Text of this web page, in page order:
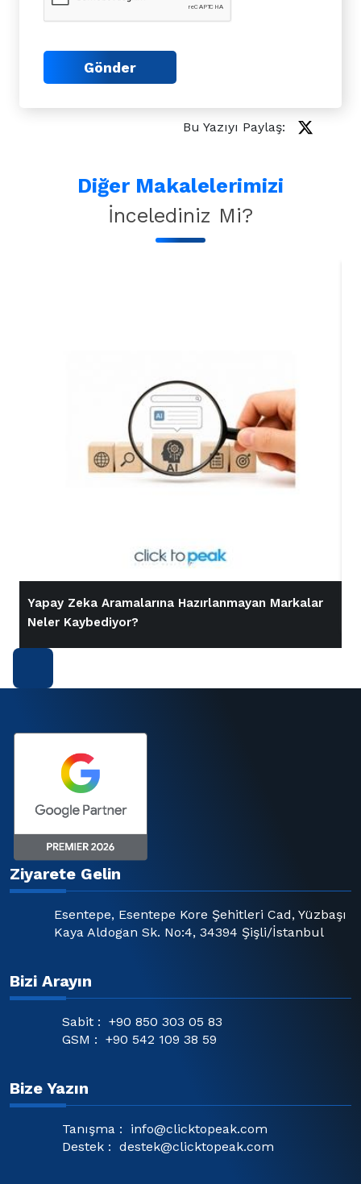
Gönder
Bu Yazıyı Paylaş:
Diğer Makalelerimizi
İncelediniz Mi?
Yapay Zeka Aramalarına Hazırlanmayan Markalar
Neler Kaybediyor?
Ziyarete Gelin
Esentepe, Esentepe Kore Şehitleri Cad, Yüzbaşı
Kaya Aldogan Sk. No:4, 34394 Şişli/İstanbul
Bizi Arayın
Sabit : +90 850 303 05 83
GSM : +90 542 109 38 59
Bize Yazın
Tanışma :
info@clicktopeak.com
Destek : destek@clicktopeak.com